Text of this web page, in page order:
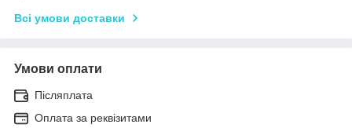
Всі умови доставки
Умови оплати
Післяплата
Оплата за реквізитами